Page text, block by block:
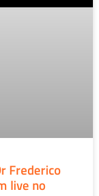
Frederico
live no